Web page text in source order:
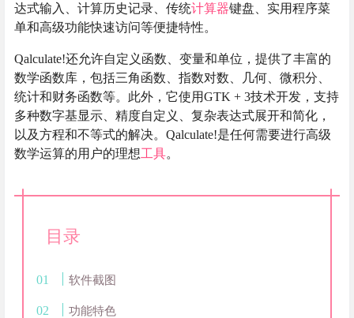
达式输入、计算历史记录、传统计算器键盘、实用程序菜
单和高级功能快速访问等便捷特性。
Qalculate!还允许自定义函数、变量和单位，提供了丰富的
数学函数库，包括三角函数、指数对数、几何、微积分、
统计和财务函数等。此外，它使用GTK + 3技术开发，支持
多种数字基显示、精度自定义、复杂表达式展开和简化，
以及方程和不等式的解决。Qalculate!是任何需要进行高级
数学运算的用户的理想工具。
目录
软件截图
功能特色